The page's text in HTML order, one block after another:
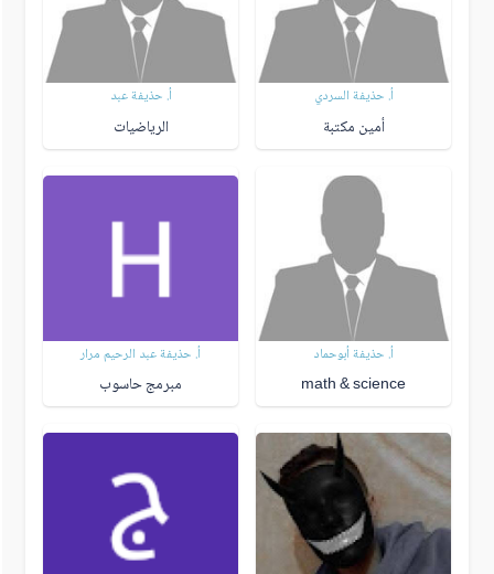
أ. حذيفة السردي
أمين مكتبة
أ. حذيفة عبد
الرياضيات
أ. حذيفة أبوحماد
math & science
أ. حذيفة عبد الرحيم مرار
مبرمج حاسوب